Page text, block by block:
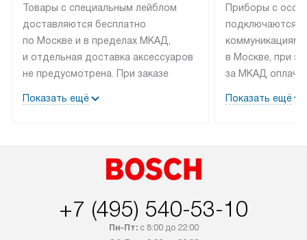
Товары с специальным лейблом
доставляются бесплатно
по Москве и в пределах МКАД,
и отдельная доставка аксессуаров
не предусмотрена. При заказе
рекомендуем обсудить
со статусом «В наличии» могут
быть отправлены покупателю
интересен товар «Под заказ»,
обсудите возможность его
Показать ещё
Приборы с
подключаются к
коммуникациям
в Москве, при
за МКАД
партнера
по монтажу
Показать ещё
+7 (495) 540-53-10
Пн-Пт:с 8:00 до 22:00